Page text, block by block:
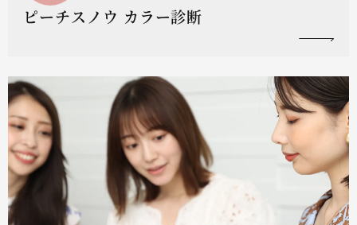
ピーチスノウ カラー診断